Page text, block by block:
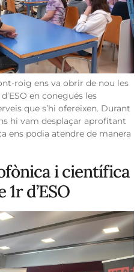
roig ens va obrir de nou les
en conegués les
que s’hi ofereixen. Durant
hi vam desplaçar aprofitant
ens podia atendre de manera
i científica
d’ESO